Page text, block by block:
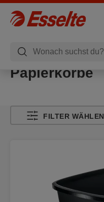
Papierkörbe
FILTER WÄHLEN